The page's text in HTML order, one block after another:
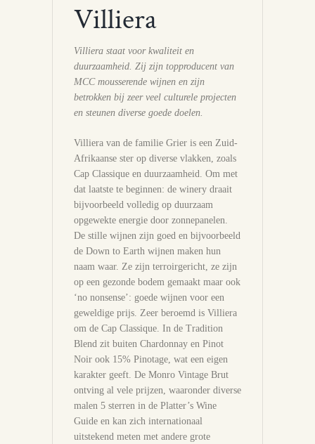
Villiera
Villiera staat voor kwaliteit en
duurzaamheid. Zij zijn topproducent van
MCC mousserende wijnen en zijn
betrokken bij zeer veel culturele projecten
en steunen diverse goede doelen.
Villiera van de familie Grier is een Zuid-
Afrikaanse ster op diverse vlakken, zoals
Cap Classique en duurzaamheid. Om met
dat laatste te beginnen: de winery draait
bijvoorbeeld volledig op duurzaam
opgewekte energie door zonnepanelen.
De stille wijnen zijn goed en bijvoorbeeld
de Down to Earth wijnen maken hun
naam waar. Ze zijn terroirgericht, ze zijn
op een gezonde bodem gemaakt maar ook
‘no nonsense’: goede wijnen voor een
geweldige prijs. Zeer beroemd is Villiera
om de Cap Classique. In de Tradition
Blend zit buiten Chardonnay en Pinot
Noir ook 15% Pinotage, wat een eigen
karakter geeft. De Monro Vintage Brut
ontving al vele prijzen, waaronder diverse
malen 5 sterren in de Platter’s Wine
Guide en kan zich internationaal
uitstekend meten met andere grote